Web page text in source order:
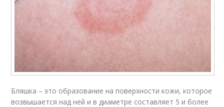
Бляшка – это образование на поверхности кожи, которое
возвышается над ней и в диаметре составляет 5 и более